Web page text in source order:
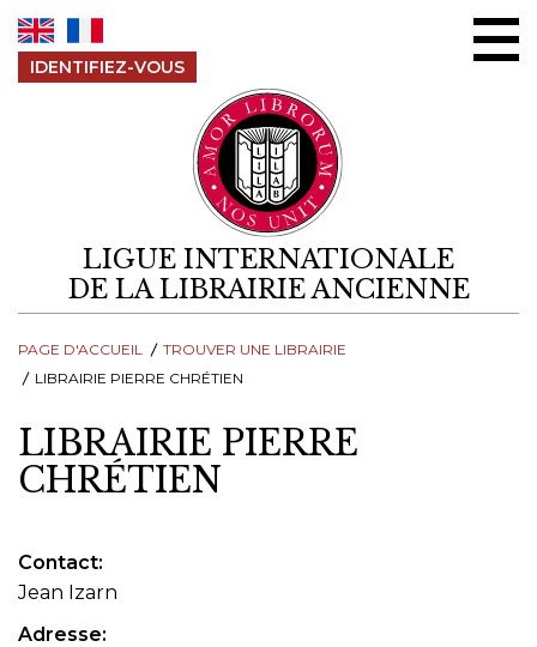
IDENTIFIEZ-VOUS
LIGUE INTERNATIONALE
DE LA LIBRAIRIE ANCIENNE
PAGE D'ACCUEIL
TROUVER UNE LIBRAIRIE
LIBRAIRIE PIERRE CHRÉTIEN
LIBRAIRIE PIERRE
CHRÉTIEN
Contact
Jean Izarn
Adresse